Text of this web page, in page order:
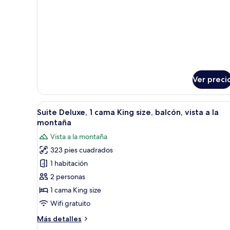
Ver
Abrir
todas
fotos
de
Suite
Deluxe,
1
cama
size,
Un dormitorio con una cama
3
Suite Deluxe, 1 cama King size, balcón, vista a la
montaña
Vista a la montaña
323 pies cuadrados
1 habitación
2 personas
1 cama King size
Wifi gratuito
Más detalles
Más